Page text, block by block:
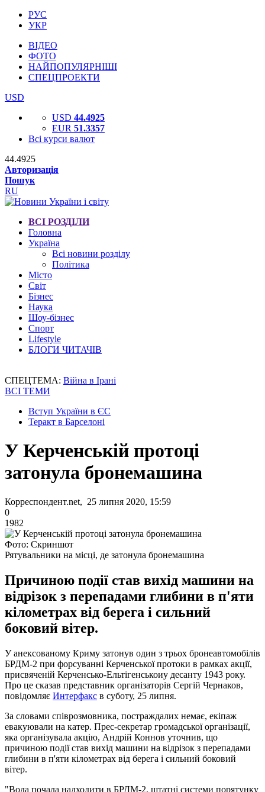
РУС
УКР
ВІДЕО
ФОТО
НАЙПОПУЛЯРНІШІ
СПЕЦПРОЕКТИ
USD
USD 44.4925
EUR 51.3357
Всі курси валют
44.4925
Авторизація
Пошук
RU
ВСІ РОЗДІЛИ
Головна
Україна
Всі новини розділу
Політика
Місто
Світ
Бізнес
Наука
Шоу-бізнес
Спорт
Lifestyle
БЛОГИ ЧИТАЧІВ
СПЕЦТЕМА: Війна в Ірані
ВСІ ТЕМИ
Вступ України в ЄС
Теракт в Барселоні
У Керченській протоці
затонула бронемашина
Корреспондент.net, 25 липня 2020, 15:59
0
1982
Фото: Скриншот
Рятувальники на місці, де затонула бронемашина
Причиною події став вихід машини на
відрізок з перепадами глибини в п'яти
кілометрах від берега і сильний
боковий вітер.
У анексованому Криму затонув один з трьох бронеавтомобілів
БРДМ-2 при форсуванні Керченської протоки в рамках акції,
присвяченій Керченсько-Ельтігенськоиу десанту 1943 року.
Про це сказав представник організаторів Сергій Чернаков,
повідомляє Интерфакс в суботу, 25 липня.
За словами співрозмовника, постраждалих немає, екіпаж
евакуювали на катер. Прес-секретар громадської організації,
яка організувала акцію, Андрій Коннов уточнив, що
причиною події став вихід машини на відрізок з перепадами
глибини в п'яти кілометрах від берега і сильний боковий
вітер.
"Вода почала надходити в БРДМ-2, штатні системи порятунку